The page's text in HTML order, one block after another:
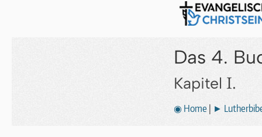
Das 4.
Kapitel I.
◉ Home ►